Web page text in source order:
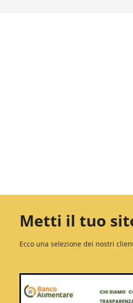
Metti il tuo
Ecco una selezione dei nostri